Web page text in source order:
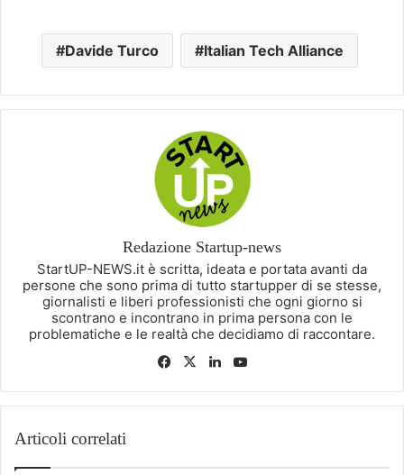
Davide Turco Italian Tech Alliance
Redazione Startup-news
StartUP-NEWS.it è scritta, ideata e portata avanti da
persone che sono prima di tutto startupper di se stesse,
giornalisti e liberi professionisti che ogni giorno si
scontrano e incontrano in prima persona con le
problematiche e le realtà che decidiamo di raccontare.
Facebook
X LinkedIn
Articoli correlati